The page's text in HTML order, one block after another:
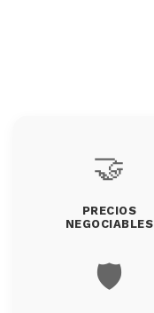
🤝
PRECIOS
NEGOCIABLES
🛡️